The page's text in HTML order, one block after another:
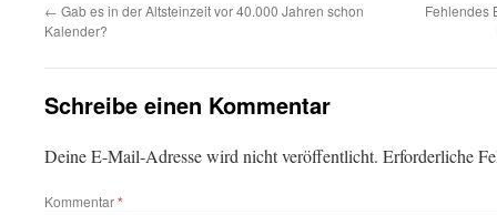
← Gab es in der Altsteinzeit vor 40.000 Jahren schon
Kalender?
Fehlendes
Schreibe einen Kommentar
Deine E-Mail-Adresse wird nicht veröffentlicht. Erforderliche
Kommentar*